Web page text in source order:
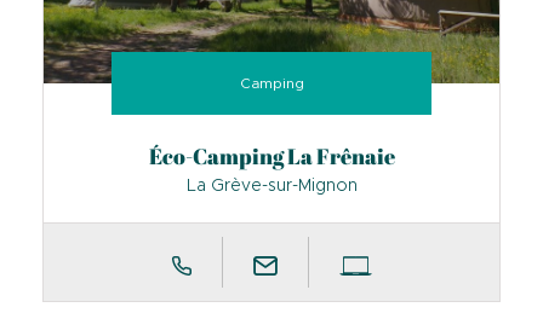
Camping
Éco-Camping La Frênaie
La Grève-sur-Mignon